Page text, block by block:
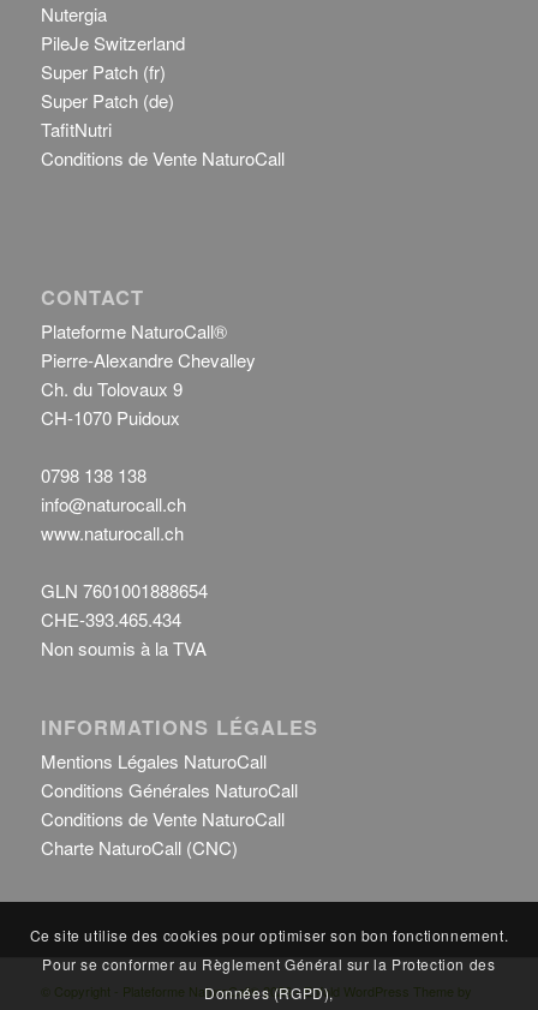
Nutergia
PileJe Switzerland
Super Patch (fr)
Super Patch (de)
TafitNutri
Conditions de Vente NaturoCall
CONTACT
Plateforme NaturoCall®
Pierre-Alexandre Chevalley
Ch. du Tolovaux 9
CH-1070 Puidoux
0798 138 138
info@naturocall.ch
www.naturocall.ch
GLN 7601001888654
CHE-393.465.434
Non soumis à la TVA
INFORMATIONS LÉGALES
Mentions Légales NaturoCall
Conditions Générales NaturoCall
Conditions de Vente NaturoCall
Charte NaturoCall (CNC)
© Copyright - Plateforme NaturoCall® 2026 -Enfold WordPress Theme by
Ce site utilise des cookies pour optimiser son bon fonctionnement.
Pour se conformer au Règlement Général sur la Protection des
Données (RGPD),